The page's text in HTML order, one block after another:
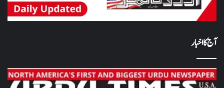
آج کا اخبار